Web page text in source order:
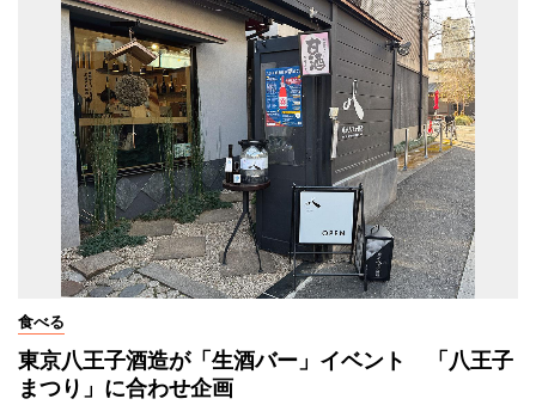
食べる
東京八王子酒造が「生酒バー」イベント 「八王子
まつり」に合わせ企画